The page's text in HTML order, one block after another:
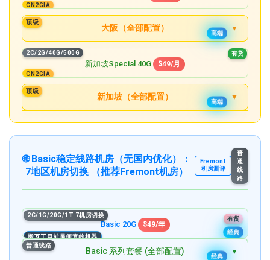
Special 320G $589.99/月
8C/16G/320G/4T
Special 640G $989.99/月
有货
Special 1,280G $1,889.99/月
12C/64G/1,280G/8T
Special 80G
4C/4G/80G/1T
有货
6C/8G/160G/2T
有货
Special 320G $589.99/月
8C/16G/320G/4T
有货
有货
CN2GIA
大阪（全部配置）
高端
顶级
Special 40G $49/月
2C/2G/40G/500G
Special 80G
4C/4G/80G/1T
有货
Special 160G $165.99/月
6C/8G/160G/2T
Special 320G $329.99/月
有货
10C/32G/640G/6T
Special 1,280G $1,059.99/月
12C/64G/1,280G/8T
有货
新加坡Special 40G $49/月
2C/2G/40G/500G
CN2GIA
有货
新加坡（全部配置）
高端
顶级
Special 80G $86.99/月
有货
Special 160G $165.99/月
Special 320G $329.99/月
8C/16G/320G/4T@2.5GBPS
有货
Special 640G $549.99/月
10C/32G/640G/6T@5GBPS
🌐 Basic稳定线路机房（无国内优化）：
7地区机房切换 （推荐Fremont机房）
Fremont
机房测评
普
通
线
路
Basic 20G $49/年
2C/1G/20G/1T 7机房切换
搬瓦工目前最便宜的机器
有货
经典
Basic 系列套餐 (全部配置)
经典
普通线路